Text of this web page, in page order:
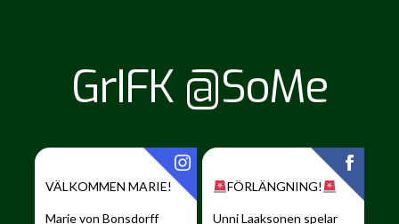
GrIFK @SoMe
VÄLKOMMEN MARIE!
Marie von Bonsdorff
FÖRLÄNGNING!
Unni Laaksonen spelar